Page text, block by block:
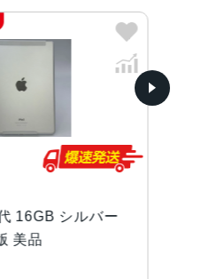
px) (264 pp
ルバー
iPad Air 第